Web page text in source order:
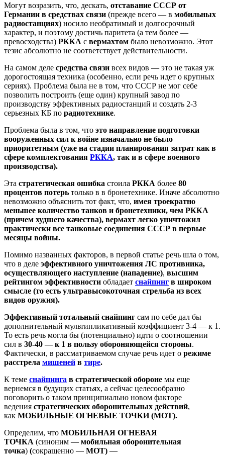
Могут возразить, что, дескать, отставание СССР от
Германии в средствах связи (прежде всего — в мобильных
радиостанциях) носило необратимый и долгосрочный
характер, и поэтому достичь паритета (а тем более —
превосходства) РККА с вермахтом было невозможно. Этот
тезис абсолютно не соответствует действительности.
На самом деле средства связи всех видов — это не такая уж
дорогостоящая техника (особенно, если речь идет о крупных
сериях). Проблема была не в том, что СССР не мог себе
позволить построить (еще один) крупный завод по
производству эффективных радиостанций и создать 2-3
серьезных КБ по радиотехнике.
Проблема была в том, что это направление подготовки
вооруженных сил к войне изначально не было
приоритетным (уже на стадии планирования затрат как в
сфере комплектования РККА, так и в сфере военного
производства).
Эта стратегическая ошибка стоила РККА более 80
процентов потерь только в в бронетехнике. Иначе абсолютно
невозможно объяснить тот факт, что, имея троекратно
меньшее количество танков и бронетехники, чем РККА
(причем худшего качества), вермахт легко уничтожил
практически все танковые соединения СССР в первые
месяцы войны.
Помимо названных факторов, в первой статье речь шла о том,
что в деле эффективного уничтожения ЛС противника,
осуществляющего наступление (нападение), высшим
рейтингом эффективности обладает снайпинг в широком
смысле (то есть ультравысокоточная стрельба из всех
видов оружия).
Эффективный тотальный снайпинг сам по себе дал бы
дополнительный мультипликативный коэффициент 3-4 — к 1.
То есть речь могла бы (потенциально) идти о соотношении
сил в 30-40 — к 1 в пользу обороняющейся стороны.
Фактически, в рассматриваемом случае речь идет о режиме
расстрела мишеней в тире.
К теме снайпинга в стратегической обороне мы еще
вернемся в будущих статьях, а сейчас целесообразно
поговорить о таком принципиально новом факторе
ведения стратегических оборонительных действий,
как МОБИЛЬНЫЕ ОГНЕВЫЕ ТОЧКИ (МОТ).
Определим, что МОБИЛЬНАЯ ОГНЕВАЯ
ТОЧКА (синоним — мобильная оборонительная
точка) (сокращенно — МОТ) —